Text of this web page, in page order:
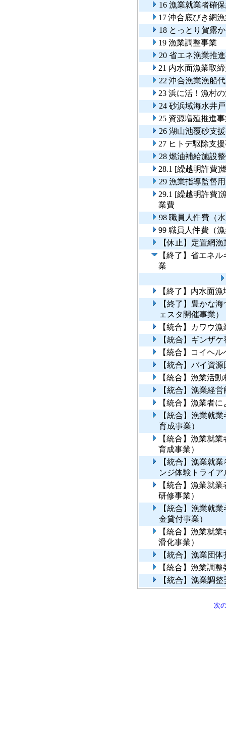
16 漁業就業者確
17 沖合底びき網
18 とっとり賀露
19 漁業調整事業
20 省エネ漁業推
21 内水面漁業取
22 沖合漁業漁船
23 浜に活！漁村
24 砂浜域海水井
25 資源増殖推進
26 湖山池覆砂支
27 ヒトデ駆除支
28 燃油補給施設
28.1 [繰越明許費]
29 漁業指導監督
29.1 [繰越明許費]
業費
98 職員人件費（
99 職員人件費（
【休止】定置網
【終了】省エネ
業
【終了】内水面
【終了】豊かな
ェスタ開催事業）
【統合】カワウ
【統合】ギンザ
【統合】コイヘ
【統合】バイ資
【統合】漁業活
【統合】漁業経
【統合】漁業者
【統合】漁業就
育成事業）
【統合】漁業就
育成事業）
【統合】漁業就
ンジ体験トライア
【統合】漁業就
研修事業）
【統合】漁業就
金貸付事業）
【統合】漁業就
滑化事業）
【統合】漁業団
【統合】漁業調
【統合】漁業調
次